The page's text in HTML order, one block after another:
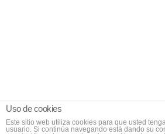
Uso de cookies
Este sitio web utiliza cookies para que usted
usuario. Si continúa navegando está dando su